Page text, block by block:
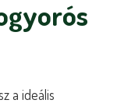
a ideális